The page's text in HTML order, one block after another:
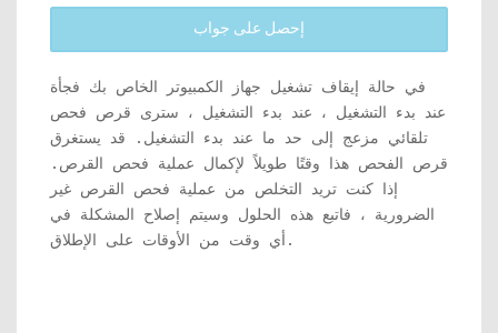
إحصل على جواب
في حالة إيقاف تشغيل جهاز الكمبيوتر الخاص بك فجأة
عند بدء التشغيل ، عند بدء التشغيل ، سترى قرص فحص
تلقائي مزعج إلى حد ما عند بدء التشغيل. قد يستغرق
قرص الفحص هذا وقتًا طويلاً لإكمال عملية فحص القرص.
إذا كنت تريد التخلص من عملية فحص القرص غير
الضرورية ، فاتبع هذه الحلول وسيتم إصلاح المشكلة في
أي وقت من الأوقات على الإطلاق.